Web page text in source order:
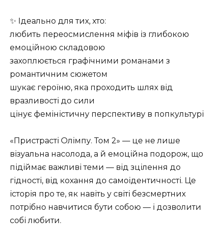
✨ Ідеально для тих, хто:
любить переосмислення міфів із глибокою
емоційною складовою
захоплюється графічними романами з
романтичним сюжетом
шукає героїню, яка проходить шлях від
вразливості до сили
цінує феміністичну перспективу в попкультурі
«Пристрасті Олімпу. Том 2» — це не лише
візуальна насолода, а й емоційна подорож, що
підіймає важливі теми — від зцілення до
гідності, від кохання до самоідентичності. Це
історія про те, як навіть у світі безсмертних
потрібно навчитися бути собою — і дозволити
собі любити.